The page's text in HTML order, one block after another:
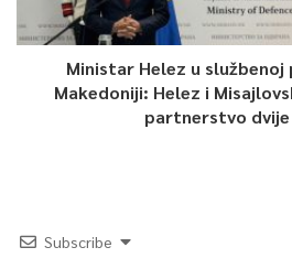
Ministar Helez u službenoj
Makedoniji: Helez i
partnerstvo
Subscribe